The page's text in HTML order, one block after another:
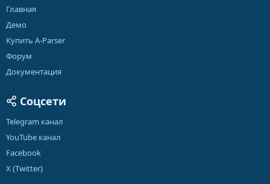
Главная
Демо
Купить A-Parser
Форум
Документация
Соцсети
Telegram канал
YouTube канал
Facebook
X (Twitter)